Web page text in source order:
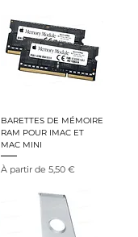
BARETTES DE MÉMOIRE
RAM POUR IMAC ET
MAC MINI
À partir de 5,50 €
Prix promotionnel